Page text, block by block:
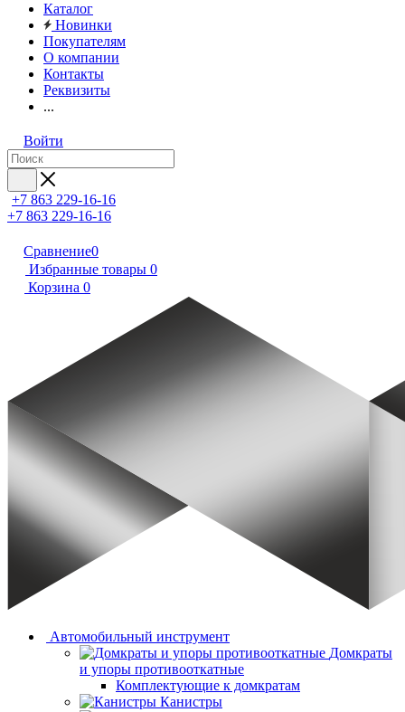
Каталог
Новинки
Покупателям
О компании
Контакты
Реквизиты
...
Войти
+7 863 229-16-16
+7 863 229-16-16
Сравнение0
Избранные товары 0
Корзина 0
Автомобильный инструмент
Домкраты
и упоры противооткатные
Комплектующие к домкратам
Канистры